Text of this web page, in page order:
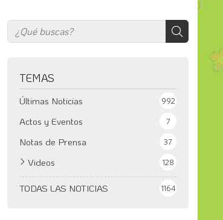
TEMAS
TODAS LAS NOTICIAS 1164
Últimas Noticias 992
Actos y Eventos 7
Notas de Prensa 37
Videos 128